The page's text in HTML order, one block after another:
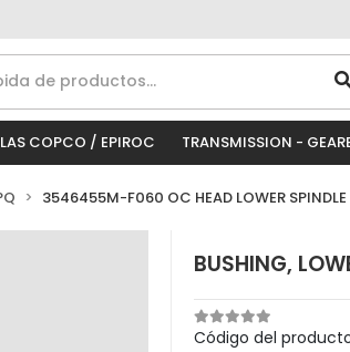
COPCO / EPIROC TRANSMISSION -
3546455M-F060 OC HEAD LOWER
BUSHING,
Código del